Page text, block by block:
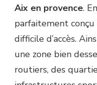
Aix en provence.
parfaitement
difficile d’accès.
une zone bien
routiers, des